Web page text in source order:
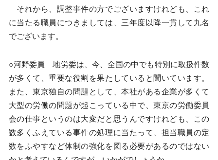
それから、調整事件の方でございますけれども、これ
に当たる職員につきましては、三年度以降一貫して九名
でございます。
○河野委員 地労委は、今、全国の中でも特別に取扱件数
が多くて、重要な役割を果たしていると聞いています。
また、東京独自の問題として、本社がある企業が多くて
大型の労働の問題が起こっている中で、東京の労働委員
会の仕事というのは大変だと思うんですけれども、この
数多くふえている事件の処理に当たって、担当職員の定
数をふやすなど体制の強化を図る必要があるのではない